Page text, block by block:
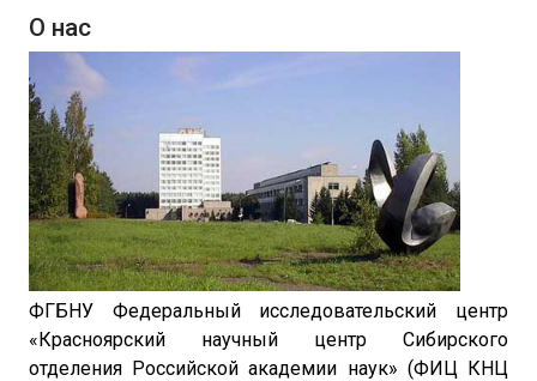
О нас
ФГБНУ Федеральный исследовательский центр
«Красноярский научный центр Сибирского
отделения Российской академии наук» (ФИЦ КНЦ